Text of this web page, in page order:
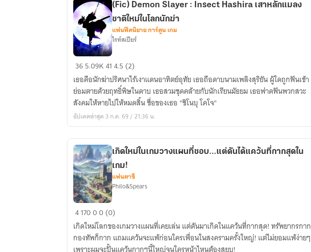
(Fic)
Demon
Slayer
:
Insect
Hashira
หลัก
แมลง
ชาติ
ใหม่
ใน
โลก
นัก
ฆ่า
(Fic) Demon Slayer : Insect Hashira เสาหลักแมลง
ชาติใหม่ในโลกนักฆ่า
แฟนฟิคนิยาย การ์ตูน เกม
ไรท์สเปียร์
365.09K414.5 (2)
เธอคือนักฆ่าปริศนาไร้เงาแดนอาทิตย์อุทัย เธอถือดาบนามเพลิงสุริยัน ผู้ใดถูกฟันเข้า
ย่อมตายด้วยฤทธิ์พิษในดาบ เธอสวมชุดคล้ายกับนักเรียนมัธยม เธอฟาดฟันพวกสวะ
สังคมให้หายไปให้หมดสิ้น ชื่อของเธอ "ชิโนบุ โคโจ"
อัปเดตล่าสุด 3 ก.ค. 69 / 21:36 น.
เกิด
ใหม่
ใน
เกม
เกิดใหม่ในเกมวางแผนที่ชอบ...แต่ดันได้แคว้นที่กากสุดใน
เกม!
แฟนตาซี
Philo&Spears
417000 (0)
เกิดใหม่โลกของเกมวางแผนที่เคยเล่น แต่ดันมาเกิดในแคว้นที่กากสุด! ทรัพยากรกาก
กองทัพก็กาก แถมแคว้นจะแพ้ก่อนใครเพื่อนในสงครามครั้งใหญ่! แต่ไม่ยอมแพ้ง่ายๆ